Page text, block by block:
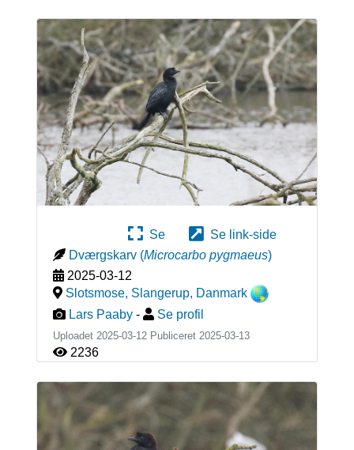
Se
Se link-side
Dværgskarv (Microcarbo pygmaeus)
2025-03-12
Slotsmose, Slangerup, Danmark
Lars Paaby - Se profil
Uploadet 2025-03-12 Publiceret 2025-03-13
2236